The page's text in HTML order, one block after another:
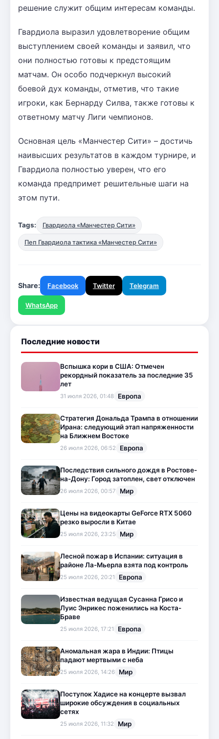
решение служит общим интересам команды.
Гвардиола выразил удовлетворение общим
выступлением своей команды и заявил, что
они полностью готовы к предстоящим
матчам. Он особо подчеркнул высокий
боевой дух команды, отметив, что такие
игроки, как Бернарду Силва, также готовы к
ответному матчу Лиги чемпионов.
Основная цель «Манчестер Сити» – достичь
наивысших результатов в каждом турнире, и
Гвардиола полностью уверен, что его
команда предпримет решительные шаги на
этом пути.
Tags: Гвардиола «Манчестер Сити»
Пеп Гвардиола тактика «Манчестер Сити»
Share: Facebook Twitter Telegram
WhatsApp
Последние новости
Вспышка кори в США: Отмечен
рекордный показатель за последние 35
лет
31 июля 2026, 01:48 Европа
Стратегия Дональда Трампа в отношении
Ирана: следующий этап напряженности
на Ближнем Востоке
26 июля 2026, 06:52 Европа
Последствия сильного дождя в Ростове-
на-Дону: Город затоплен, свет отключен
26 июля 2026, 00:57 Мир
Цены на видеокарты GeForce RTX 5060
резко выросли в Китае
25 июля 2026, 23:25 Мир
Лесной пожар в Испании: ситуация в
районе Ла-Мьерла взята под контроль
25 июля 2026, 20:21 Европа
Известная ведущая Сусанна Грисо и
Луис Энрикес поженились на Коста-
Браве
25 июля 2026, 17:21 Европа
Аномальная жара в Индии: Птицы
падают мертвыми с неба
25 июля 2026, 14:26 Мир
Поступок Хадисе на концерте вызвал
широкие обсуждения в социальных
сетях
25 июля 2026, 11:32 Мир